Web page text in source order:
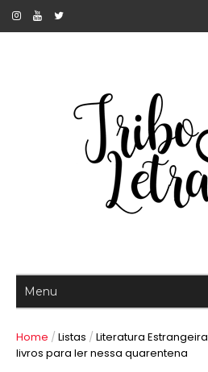
Home / Listas / Literatura Estrangeira
livros para ler nessa quarentena